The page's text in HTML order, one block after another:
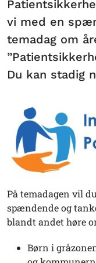
vi med en
temadag om
Du kan stadig
På temadagen vil
spændende og
blandt andet høre
Børn i